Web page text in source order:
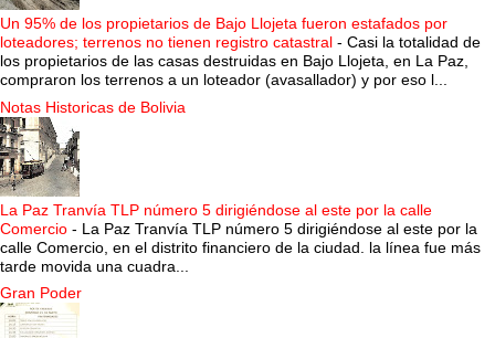
Un 95% de los propietarios de Bajo Llojeta fueron estafados por
loteadores; terrenos no tienen registro catastral - Casi la totalidad de
los propietarios de las casas destruidas en Bajo Llojeta, en La Paz,
compraron los terrenos a un loteador (avasallador) y por eso l...
Notas Historicas de Bolivia
La Paz Tranvía TLP número 5 dirigiéndose al este por la calle
Comercio - La Paz Tranvía TLP número 5 dirigiéndose al este por la
calle Comercio, en el distrito financiero de la ciudad. la línea fue más
tarde movida una cuadra...
Gran Poder